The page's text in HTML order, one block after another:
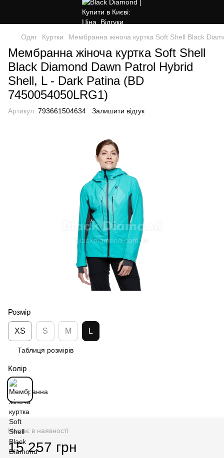
Одяг Куртки Мембранна жіноча куртка Soft Shell Black
Мембранна жіноча куртка Soft Shell
Black Diamond Dawn Patrol Hybrid
Shell, L - Dark Patina (BD
7450054050LRG1)
Артикул: 793661504634 Залишити відгук
Розмір
XS S M L
Таблиця розмірів
Колір
Немає в наявності
15 257 грн